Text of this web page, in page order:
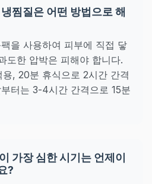
찜질은 어떤 방법으로 해
을 사용하여 피부에 직접 닿
도한 압박은 피해야 합니다.
, 20분 휴식으로 2시간 간격
터는 3-4시간 간격으로 15분
가장 심한 시기는 언제이
?